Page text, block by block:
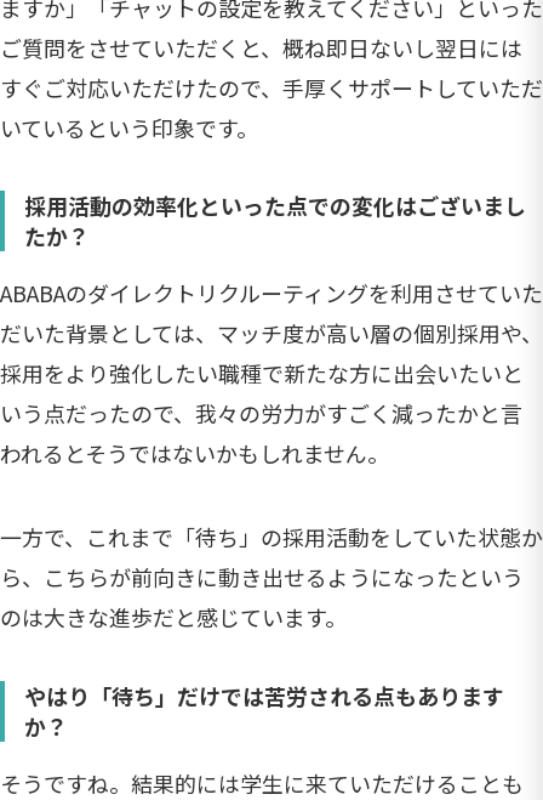
ますか」「チャットの設定を教えてください」といった
ご質問をさせていただくと、概ね即日ないし翌日には
すぐご対応いただけたので、手厚くサポートしていただ
いているという印象です。
採用活動の効率化といった点での変化はございまし
たか？
ABABAのダイレクトリクルーティングを利用させていた
だいた背景としては、マッチ度が高い層の個別採用や、
採用をより強化したい職種で新たな方に出会いたいと
いう点だったので、我々の労力がすごく減ったかと言
われるとそうではないかもしれません。
一方で、これまで「待ち」の採用活動をしていた状態か
ら、こちらが前向きに動き出せるようになったという
のは大きな進歩だと感じています。
やはり「待ち」だけでは苦労される点もあります
か？
そうですね。結果的には学生に来ていただけることも